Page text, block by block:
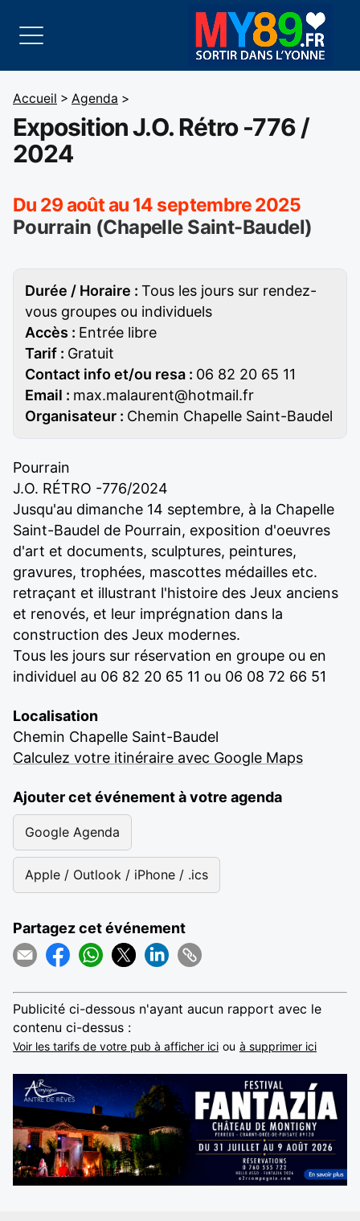
Accueil > Agenda >
Exposition J.O. Rétro -776 /
2024
Du 29 août au 14 septembre 2025
Pourrain (Chapelle Saint-Baudel)
Durée / Horaire : Tous les jours sur rendez-
vous groupes ou individuels
Accès : Entrée libre
Tarif : Gratuit
Contact info et/ou resa : 06 82 20 65 11
Email : max.malaurent@hotmail.fr
Organisateur : Chemin Chapelle Saint-Baudel
Pourrain
J.O. RÉTRO -776/2024
Jusqu'au dimanche 14 septembre, à la Chapelle
Saint-Baudel de Pourrain, exposition d'oeuvres
d'art et documents, sculptures, peintures,
gravures, trophées, mascottes médailles etc.
retraçant et illustrant l'histoire des Jeux anciens
et renovés, et leur imprégnation dans la
construction des Jeux modernes.
Tous les jours sur réservation en groupe ou en
individuel au 06 82 20 65 11 ou 06 08 72 66 51
Localisation
Chemin Chapelle Saint-Baudel
Calculez votre itinéraire avec Google Maps
Ajouter cet événement à votre agenda
Google Agenda
Apple / Outlook / iPhone / .ics
Partagez cet événement
Publicité ci-dessous n'ayant aucun rapport avec le
contenu ci-dessus :
Voir les tarifs de votre pub à afficher ici ou à supprimer ici